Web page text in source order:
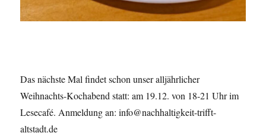
Das nächste Mal findet schon unser alljährlicher
Weihnachts-Kochabend statt: am 19.12. von 18-21 Uhr im
Lesecafé. Anmeldung an: info@nachhaltigkeit-trifft-
altstadt.de